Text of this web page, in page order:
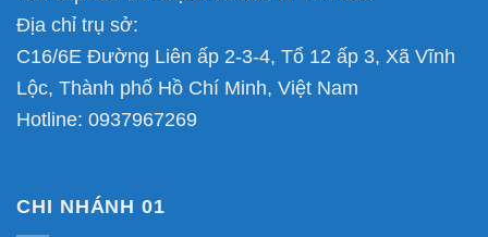
Địa chỉ trụ sở:
C16/6E Đường Liên ấp 2-3-4, Tổ 12 ấp 3, Xã Vĩnh
Lộc, Thành phố Hồ Chí Minh, Việt Nam
Hotline: 0937967269
CHI NHÁNH 01